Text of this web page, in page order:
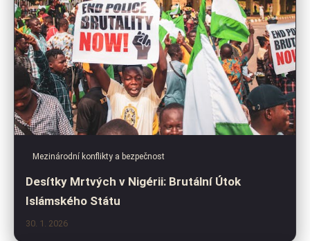
Mezinárodní konflikty a bezpečnost
Desítky Mrtvých v Nigérii: Brutální Útok
Islámského Státu
30. 1. 2026